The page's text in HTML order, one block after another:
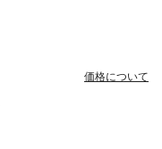
価格について